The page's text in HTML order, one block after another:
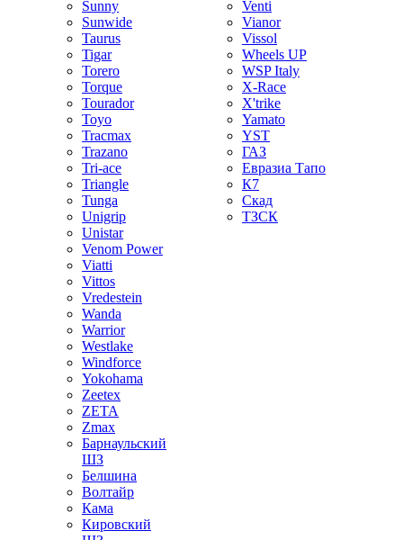
Sunny
Sunwide
Taurus
Tigar
Torero
Torque
Tourador
Toyo
Tracmax
Trazano
Tri-ace
Triangle
Tunga
Unigrip
Unistar
Venom Power
Viatti
Vittos
Vredestein
Wanda
Warrior
Westlake
Windforce
Yokohama
Zeetex
ZETA
Zmax
Барнаульский
ШЗ
Белшина
Волтайр
Кама
Кировский
Venti
Vianor
Vissol
Wheels UP
WSP Italy
X-Race
X'trike
Yamato
YST
ГАЗ
Евразиа Тапо
К7
Скад
ТЗСК